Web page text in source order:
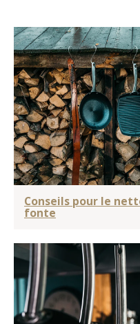
Conseils pour le
fonte